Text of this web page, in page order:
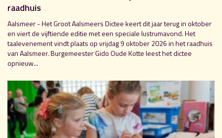
raadhuis
Aalsmeer - Het Groot Aalsmeers Dictee keert dit jaar terug in oktober
en viert de vijftiende editie met een speciale lustrumavond. Het
taalevenement vindt plaats op vrijdag 9 oktober 2026 in het raadhuis
van Aalsmeer. Burgemeester Gido Oude Kotte leest het dictee
opnieuw...